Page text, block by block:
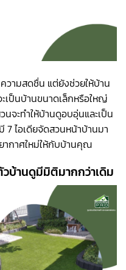
วามสดชื่น แต่ยังช่วยให้บ้าน
เป็นบ้านขนาดเล็กหรือใหญ่
จะทำให้บ้านดูอบอุ่นและเป็น
7 ไอเดียจัดสวนหน้าบ้านมา
ากาศใหม่ให้กับบ้านคุณ
บ้านดูมีมิติมากกว่าเดิม